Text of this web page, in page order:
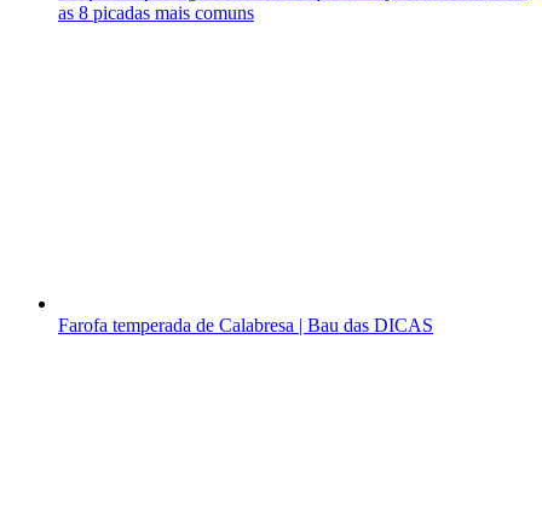
as 8 picadas mais comuns
Farofa temperada de Calabresa | Bau das DICAS